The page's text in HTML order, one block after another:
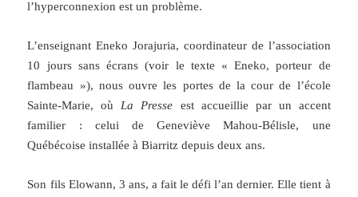
l’hyperconnexion est un problème.
L’enseignant Eneko Jorajuria, coordinateur de l’association
10 jours sans écrans (voir le texte « Eneko, porteur de
flambeau »), nous ouvre les portes de la cour de l’école
Sainte-Marie, où La Presse est accueillie par un accent
familier : celui de Geneviève Mahou-Bélisle, une
Québécoise installée à Biarritz depuis deux ans.
Son fils Elowann, 3 ans, a fait le défi l’an dernier. Elle tient à